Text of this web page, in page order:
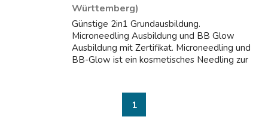
Württemberg)
Günstige 2in1 Grundausbildung.
Microneedling Ausbildung und BB Glow
Ausbildung mit Zertifikat. Microneedling und
BB-Glow ist ein kosmetisches Needling zur
Glow Ausbil...
1